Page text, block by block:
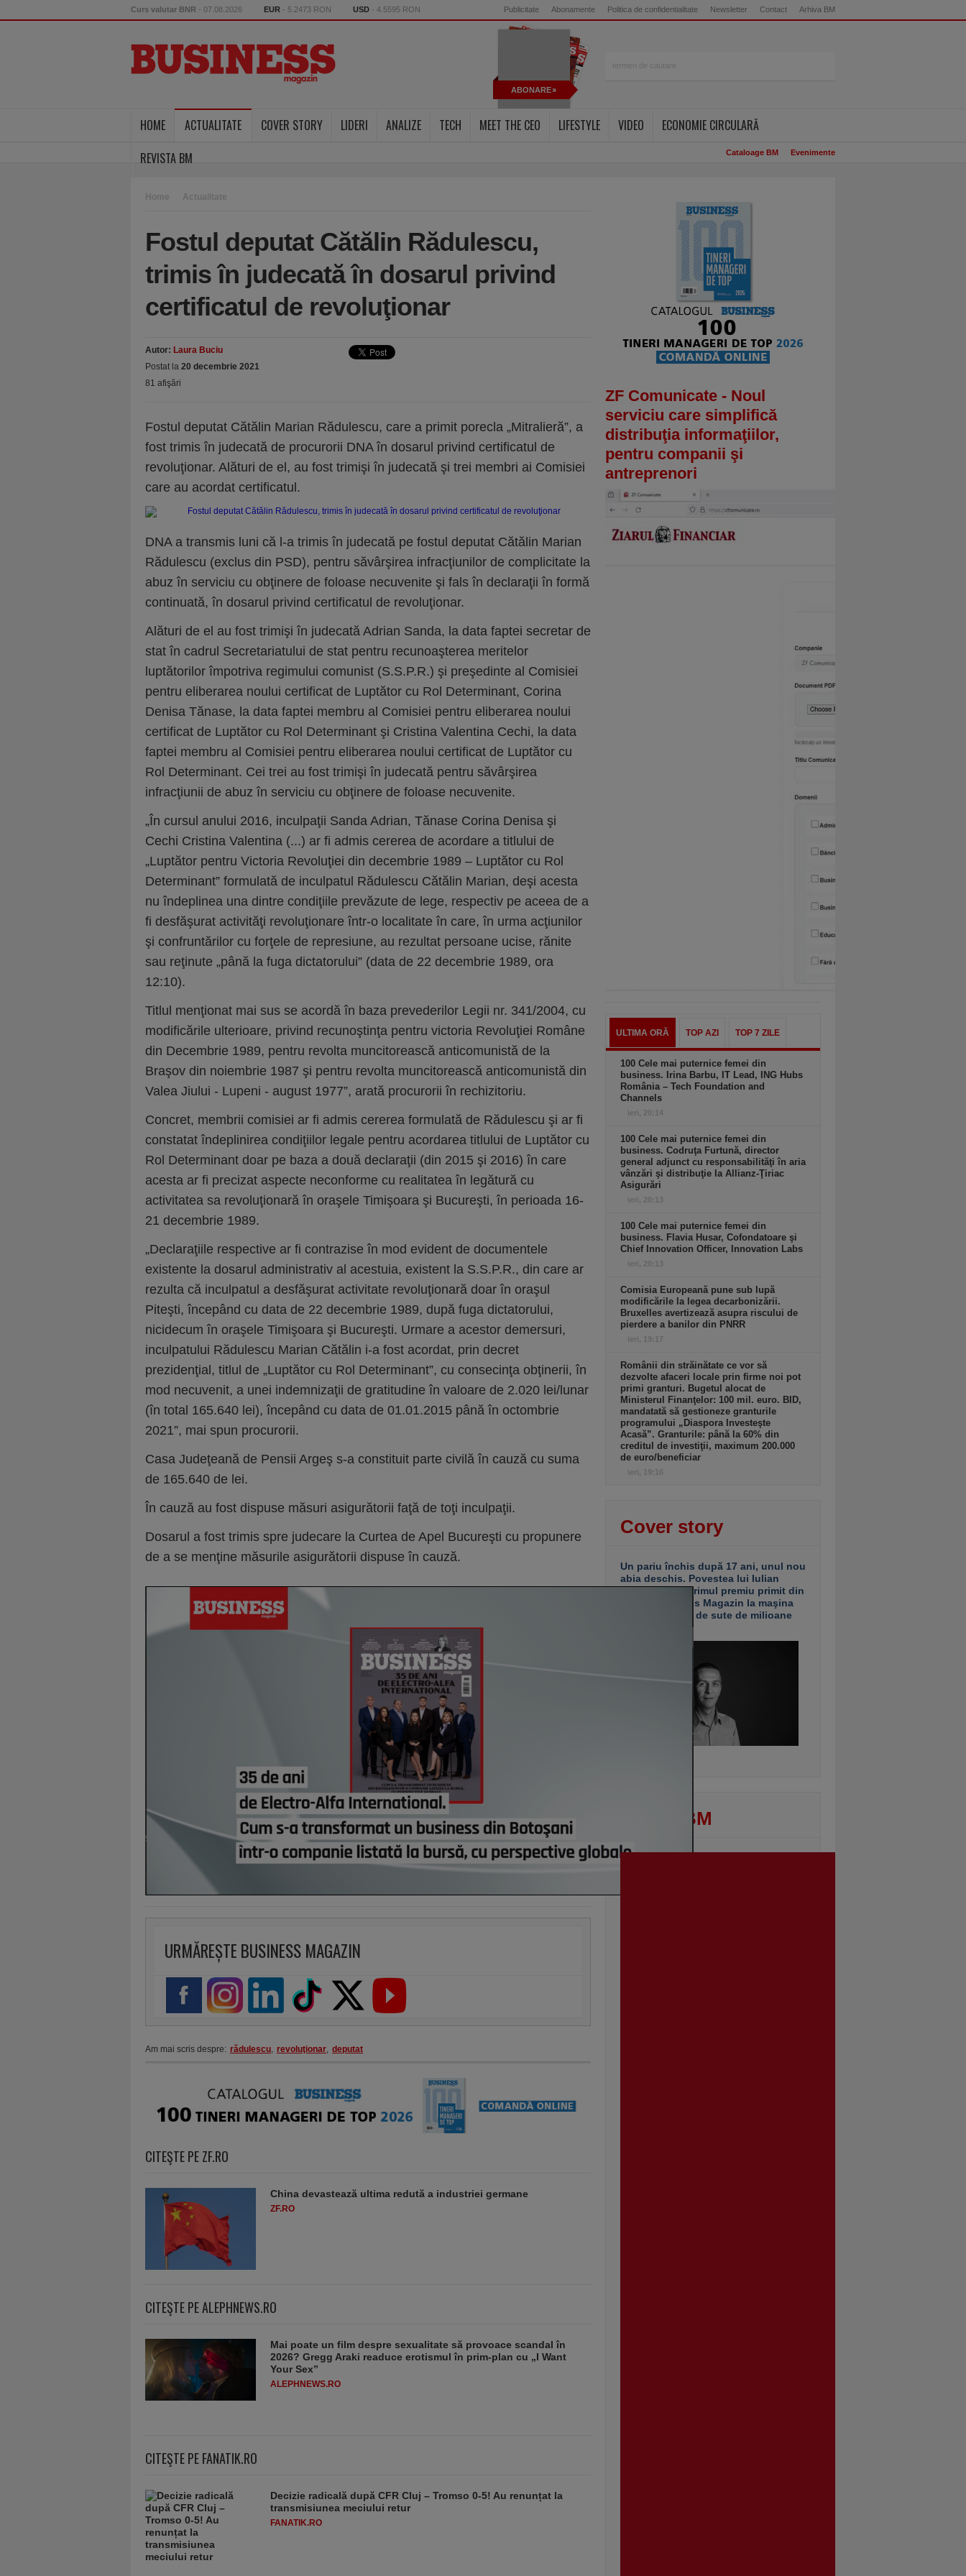
Curs valutar BNR - 07.08.2026 EUR - 5.2473 RON USD - 4.5595 RON Publicitate Abonamente Politica de confidentialitate Newsletter Contact Arhiva BM
ABONARE
HOME ACTUALITATE COVER STORY LIDERI ANALIZE TECH MEET THE CEO LIFESTYLE VIDEO
ECONOMIE CIRCULARĂ
REVISTA BM
Cataloage BM Evenimente
Home Actualitate
Fostul deputat Cătălin Rădulescu,
trimis în judecată în dosarul privind
certificatul de revoluţionar
Autor: Laura Buciu
Postat la 20 decembrie 2021
81 afişări
Fostul deputat Cătălin Marian Rădulescu, care a primit porecla „Mitralieră”, a
fost trimis în judecată de procurorii DNA în dosarul privind certificatul de
revoluţionar. Alături de el, au fost trimişi în judecată şi trei membri ai Comisiei
care au acordat certificatul.
DNA a transmis luni că l-a trimis în judecată pe fostul deputat Cătălin Marian
Rădulescu (exclus din PSD), pentru săvârşirea infracţiunilor de complicitate la
abuz în serviciu cu obţinere de foloase necuvenite şi fals în declaraţii în formă
continuată, în dosarul privind certificatul de revoluţionar.
Alături de el au fost trimişi în judecată Adrian Sanda, la data faptei secretar de
stat în cadrul Secretariatului de stat pentru recunoaşterea meritelor
luptătorilor împotriva regimului comunist (S.S.P.R.) şi preşedinte al Comisiei
pentru eliberarea noului certificat de Luptător cu Rol Determinant, Corina
Denisa Tănase, la data faptei membru al Comisiei pentru eliberarea noului
certificat de Luptător cu Rol Determinant şi Cristina Valentina Cechi, la data
faptei membru al Comisiei pentru eliberarea noului certificat de Luptător cu
Rol Determinant. Cei trei au fost trimişi în judecată pentru săvârşirea
infracţiunii de abuz în serviciu cu obţinere de foloase necuvenite.
„În cursul anului 2016, inculpaţii Sanda Adrian, Tănase Corina Denisa şi
Cechi Cristina Valentina (...) ar fi admis cererea de acordare a titlului de
„Luptător pentru Victoria Revoluţiei din decembrie 1989 – Luptător cu Rol
Determinant” formulată de inculpatul Rădulescu Cătălin Marian, deşi acesta
nu îndeplinea una dintre condiţiile prevăzute de lege, respectiv pe aceea de a
fi desfăşurat activităţi revoluţionare într-o localitate în care, în urma acţiunilor
şi confruntărilor cu forţele de represiune, au rezultat persoane ucise, rănite
sau reţinute „până la fuga dictatorului” (data de 22 decembrie 1989, ora
12:10).
Titlul menţionat mai sus se acordă în baza prevederilor Legii nr. 341/2004, cu
modificările ulterioare, privind recunoştinţa pentru victoria Revoluţiei Române
din Decembrie 1989, pentru revolta muncitorească anticomunistă de la
Braşov din noiembrie 1987 şi pentru revolta muncitorească anticomunistă din
Valea Jiului - Lupeni - august 1977”, arată procurorii în rechizitoriu.
Concret, membrii comisiei ar fi admis cererea formulată de Rădulescu şi ar fi
constatat îndeplinirea condiţiilor legale pentru acordarea titlului de Luptător cu
Rol Determinant doar pe baza a două declaraţii (din 2015 şi 2016) în care
acesta ar fi precizat aspecte neconforme cu realitatea în legătură cu
activitatea sa revoluţionară în oraşele Timişoara şi Bucureşti, în perioada 16-
21 decembrie 1989.
„Declaraţiile respective ar fi contrazise în mod evident de documentele
existente la dosarul administrativ al acestuia, existent la S.S.P.R., din care ar
rezulta că inculpatul a desfăşurat activitate revoluţionară doar în oraşul
Piteşti, începând cu data de 22 decembrie 1989, după fuga dictatorului,
nicidecum în oraşele Timişoara şi Bucureşti. Urmare a acestor demersuri,
inculpatului Rădulescu Marian Cătălin i-a fost acordat, prin decret
prezidenţial, titlul de „Luptător cu Rol Determinant”, cu consecinţa obţinerii, în
mod necuvenit, a unei indemnizaţii de gratitudine în valoare de 2.020 lei/lunar
(în total 165.640 lei), începând cu data de 01.01.2015 până în octombrie
2021”, mai spun procurorii.
Casa Judeţeană de Pensii Argeş s-a constituit parte civilă în cauză cu suma
de 165.640 de lei.
În cauză au fost dispuse măsuri asigurătorii faţă de toţi inculpaţii.
Dosarul a fost trimis spre judecare la Curtea de Apel Bucureşti cu propunere
de a se menţine măsurile asigurătorii dispuse în cauză.
URMĂREȘTE BUSINESS MAGAZIN
Am mai scris despre: rădulescu, revoluţionar, deputat
CITEŞTE PE ZF.RO
China devastează ultima redută a industriei germane
ZF.RO
CITEŞTE PE ALEPHNEWS.RO
Mai poate un film despre sexualitate să provoace scandal în
2026? Gregg Araki readuce erotismul în prim-plan cu „I Want
Your Sex”
ALEPHNEWS.RO
CITEŞTE PE FANATIK.RO
Decizie radicală după CFR Cluj – Tromso 0-5! Au renunțat la
transmisiunea meciului retur
FANATIK.RO
ZF Comunicate - Noul
serviciu care simplifică
distribuţia informaţiilor,
pentru companii şi
antreprenori
ULTIMA ORĂ TOP AZI TOP 7 ZILE
100 Cele mai puternice femei din
business. Irina Barbu, IT Lead, ING Hubs
România – Tech Foundation and
Channels
ieri, 20:14
100 Cele mai puternice femei din
business. Codruţa Furtună, director
general adjunct cu responsabilităţi în aria
vânzări şi distribuţie la Allianz-Ţiriac
Asigurări
ieri, 20:13
100 Cele mai puternice femei din
business. Flavia Husar, Cofondatoare şi
Chief Innovation Officer, Innovation Labs
ieri, 20:13
Comisia Europeană pune sub lupă
modificările la legea decarbonizării.
Bruxelles avertizează asupra riscului de
pierdere a banilor din PNRR
ieri, 19:17
Românii din străinătate ce vor să
dezvolte afaceri locale prin firme noi pot
primi granturi. Bugetul alocat de
Ministerul Finanţelor: 100 mil. euro. BID,
mandatată să gestioneze granturile
programului „Diaspora Investeşte
Acasă”. Granturile: până la 60% din
creditul de investiţii, maximum 200.000
de euro/beneficiar
ieri, 19:16
Cover story
Un pariu închis după 17 ani, unul nou
abia deschis. Povestea lui Iulian
Stanciu de la primul premiu primit din
partea Business Magazin la maşina
lui de investiţii de sute de milioane
VIDEO BM